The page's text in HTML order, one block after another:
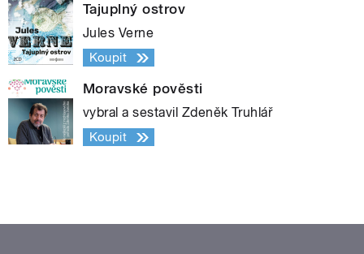
Tajuplný ostrov
Jules Verne
Koupit
Moravské pověsti
vybral a sestavil Zdeněk Truhlář
Koupit